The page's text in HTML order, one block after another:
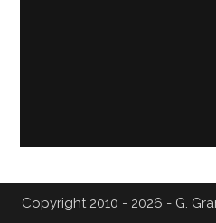
Copyright 2010 - 2026 - G.